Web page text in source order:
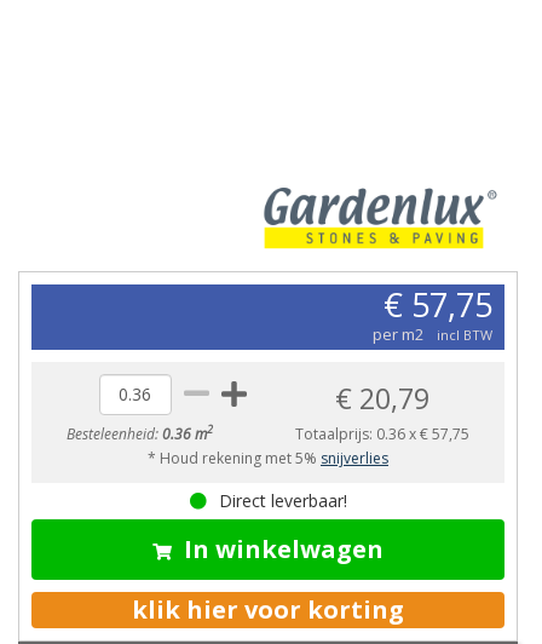
€ 57,75
per m2 incl BTW
Besteleenheid:0.36 m2
€ 20,79
Totaalprijs: 0.36x€ 57,75
* Houd rekening met 5% snijverlies
Direct leverbaar!
In winkelwagen
klik hier voor korting